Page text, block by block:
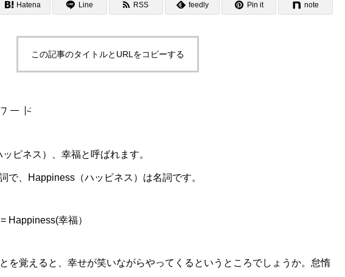
けの明星 ・宵の明
陽神） | イメージ シ
家版小辞典
Hatena Line RSS feedly Pin it note
この記事のタイトルとURLをコピーする
ード
ピネス）、幸福と呼ばれます。
で、Happiness（ハッピネス）は名詞です。
Happiness(幸福）
を覚えると、幸せが笑いながらやってくるというところでしょうか。怠惰